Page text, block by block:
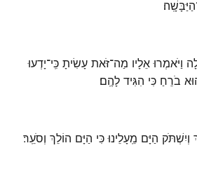
וַיֹּאמְרוּ אֵלָיו מַה־זֹּאת עָשִׂיתָ כִּֽי־יָדְעוּ
בֹרֵחַ כִּי הִגִּיד לָהֶֽם׃
הַיָּם מֵֽעָלֵינוּ כִּי הַיָּם הוֹלֵךְ וְסֹעֵֽר׃